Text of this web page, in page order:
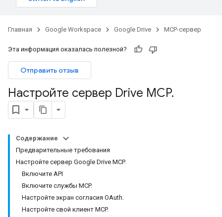
Главная Google Workspace Google Drive MCP-сервер
Эта информация оказалась полезной?
Отправить отзыв
Настройте сервер Drive MCP.
Содержание
Предварительные требования
Настройте сервер Google Drive MCP.
Включите API
Включите службы MCP.
Настройте экран согласия OAuth.
Настройте свой клиент MCP.